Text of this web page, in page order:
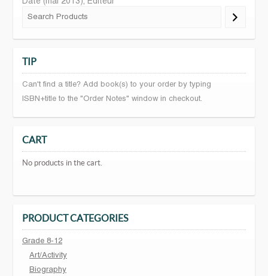
Date (mai 2013), Editeur
TIP
Can't find a title? Add book(s) to your order by typing
ISBN+title to the "Order Notes" window in checkout.
CART
No products in the cart.
PRODUCT CATEGORIES
Grade 8-12
Art/Activity
Biography